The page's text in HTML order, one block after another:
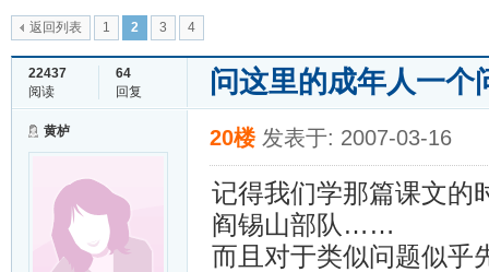
返回列表 1 2 3 4
22437
阅读
64
回复
问这里的成年人一
黄栌 20楼 发表于: 2007-03-16
记得我们学那篇课文
阎锡山部队……
而且对于类似问题似乎